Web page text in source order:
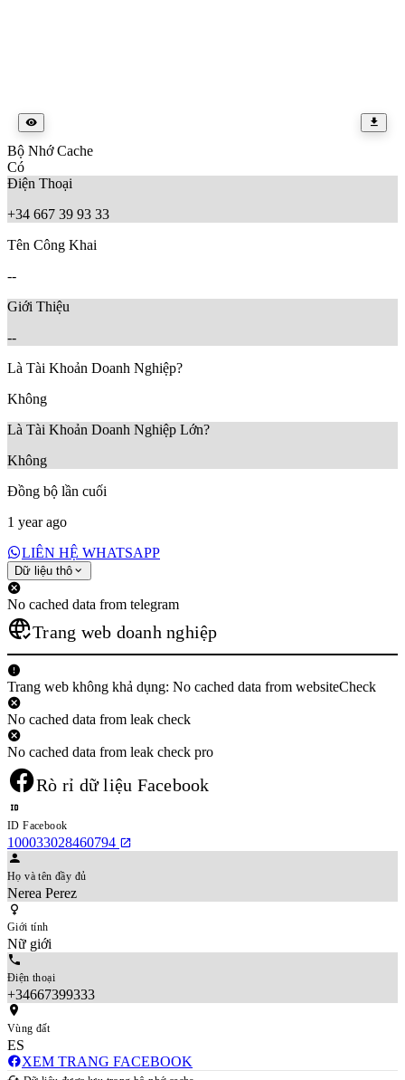
Bộ Nhớ Cache
Có
Điện Thoại
+34 667 39 93 33
Tên Công Khai
--
Giới Thiệu
--
Là Tài Khoản Doanh Nghiệp?
Không
Là Tài Khoản Doanh Nghiệp Lớn?
Không
Đồng bộ lần cuối
1 year ago
LIÊN HỆ WHATSAPP
Dữ liệu thô
No cached data from telegram
Trang web doanh nghiệp
Trang web không khả dụng: No cached data from websiteCheck
No cached data from leak check
No cached data from leak check pro
Rò rỉ dữ liệu Facebook
ID Facebook
100033028460794
Họ và tên đầy đủ
Nerea Perez
Giới tính
Nữ giới
Điện thoại
+34667399333
Vùng đất
ES
XEM TRANG FACEBOOK